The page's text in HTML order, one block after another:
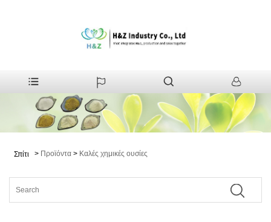
Σπίτι > Προϊόντα > Καλές χημικές ουσίες